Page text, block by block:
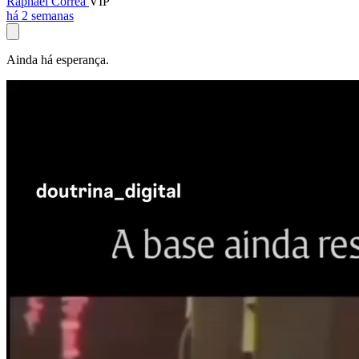
há 2 semanas
Ainda há esperança.